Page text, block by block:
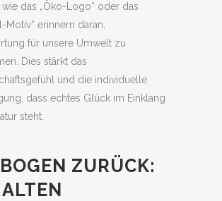
das „Öko-Logo“ oder das
Motiv“ erinnern daran,
für unsere Umwelt zu
Dies stärkt das
und die individuelle
dass echtes Glück im Einklang
steht.
ZURÜCK: